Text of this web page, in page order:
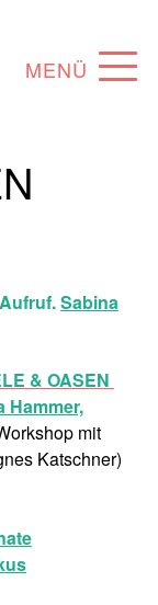
MENÜ
Sabina
& OASEN
Hammer,
mit
Katschner)